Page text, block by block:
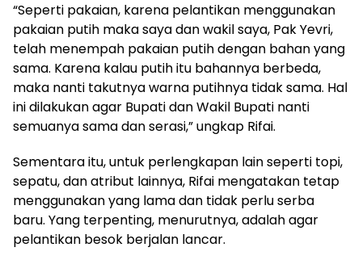
“Seperti pakaian, karena pelantikan menggunakan
pakaian putih maka saya dan wakil saya, Pak Yevri,
telah menempah pakaian putih dengan bahan yang
sama. Karena kalau putih itu bahannya berbeda,
maka nanti takutnya warna putihnya tidak sama. Hal
ini dilakukan agar Bupati dan Wakil Bupati nanti
semuanya sama dan serasi,” ungkap Rifai.
Sementara itu, untuk perlengkapan lain seperti topi,
sepatu, dan atribut lainnya, Rifai mengatakan tetap
menggunakan yang lama dan tidak perlu serba
baru. Yang terpenting, menurutnya, adalah agar
pelantikan besok berjalan lancar.